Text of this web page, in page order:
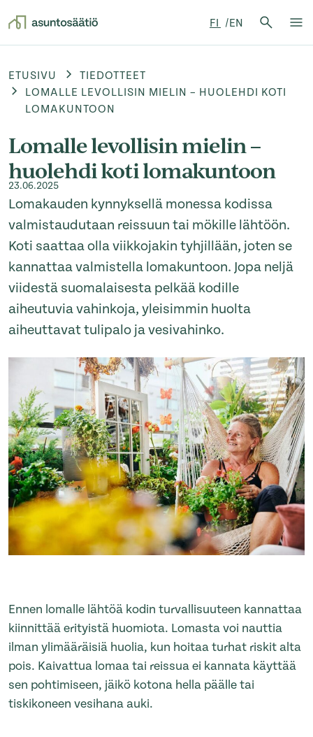
FI EN
Hae:
ETUSIVU
TIEDOTTEET
LOMALLE LEVOLLISIN MIELIN – HUOLEHDI KOTI
LOMAKUNTOON
Lomalle levollisin mielin –
huolehdi koti lomakuntoon
23.06.2025
Lomakauden kynnyksellä monessa kodissa
valmistaudutaan reissuun tai mökille lähtöön.
Koti saattaa olla viikkojakin tyhjillään, joten se
kannattaa valmistella lomakuntoon. Jopa neljä
viidestä suomalaisesta pelkää kodille
aiheutuvia vahinkoja, yleisimmin huolta
aiheuttavat tulipalo ja vesivahinko.
Ennen lomalle lähtöä kodin turvallisuuteen kannattaa
kiinnittää erityistä huomiota. Lomasta voi nauttia
ilman ylimääräisiä huolia, kun hoitaa turhat riskit alta
pois. Kaivattua lomaa tai reissua ei kannata käyttää
sen pohtimiseen, jäikö kotona hella päälle tai
tiskikoneen vesihana auki.